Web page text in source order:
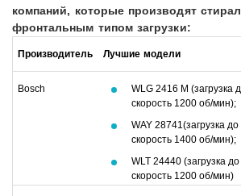
компаний, которые производят
фронтальным типом загрузки:
Производитель Лучшие модели
Bosch
WLG 2416 M (загрузка
скорость 1200 об/мин);
WAY 28741(загрузка
скорость 1400 об/мин);
WLT 24440 (загрузка
скорость 1200 об/мин)